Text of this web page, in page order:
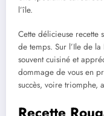
l’île.
Cette délicieuse recette
de temps. Sur l’Ile de
souvent cuisiné et
dommage de vous en
succès, voire triomphe,